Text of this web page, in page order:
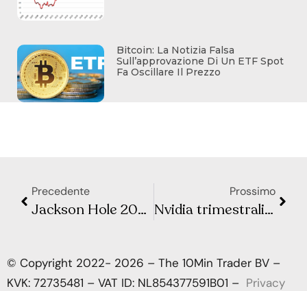
Bitcoin: La Notizia Falsa
Sull’approvazione Di Un ETF Spot
Fa Oscillare Il Prezzo
Precedente
Jackson Hole 2023: cosa aspettarsi dal discorso di Powell
Prossimo
Nvidia trimestrali Q2: ricavi, utili e previsioni di vendita al di sopra delle stime
© Copyright 2022- 2026 – The 10Min Trader BV –
KVK: 72735481 – VAT ID: NL854377591B01 – Privacy